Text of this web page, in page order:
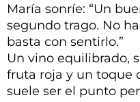
María sonríe: “Un
segundo trago. No
basta con sentirlo.”
Un vino equilibrado,
fruta roja y un toque
suele ser el punto